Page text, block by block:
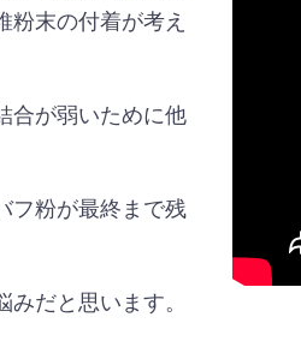
末の付着が考え
合が弱いために他
フ粉が最終まで残
だと思います。